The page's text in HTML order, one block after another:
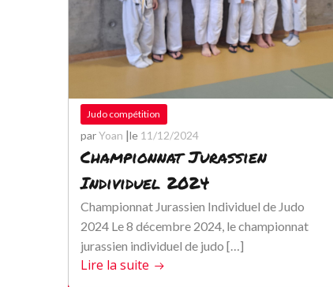
Judo compétition
parYoan |le 11/12/2024
Championnat Jurassien
Individuel 2024
Championnat Jurassien Individuel de Judo
2024 Le 8 décembre 2024, le championnat
jurassien individuel de judo […]
Lire la suite